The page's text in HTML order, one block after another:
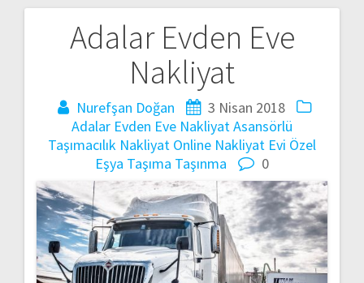
Adalar Evden Eve
Nakliyat
Nurefşan Doğan
3 Nisan 2018
Adalar Evden Eve NakliyatAsansörlü
Taşımacılık Nakliyat Online Nakliyat Evi Özel
Eşya Taşıma Taşınma 0
Yazı
gezinmesi